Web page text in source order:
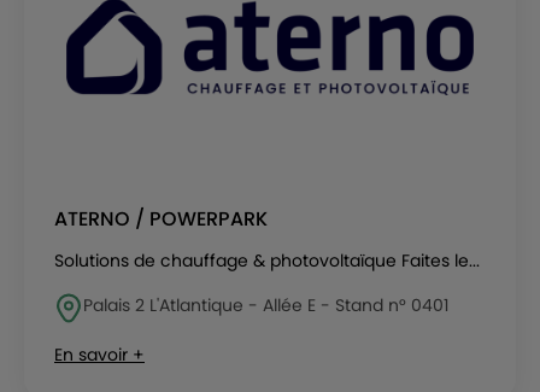
ATERNO / POWERPARK
Solutions de chauffage & photovoltaïque Faites le...
Palais 2 L'Atlantique - Allée E - Stand n° 0401
En savoir +